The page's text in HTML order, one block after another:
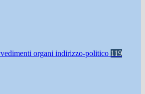
organi indirizzo-politico 119